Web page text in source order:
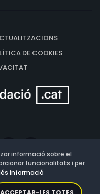
DE COOKIES
informació sobre el
funcionalitats i per
informació